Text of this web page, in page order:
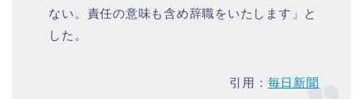
ない。責任の意味も含め辞職をいたします」と
した。
引用： 毎日新聞